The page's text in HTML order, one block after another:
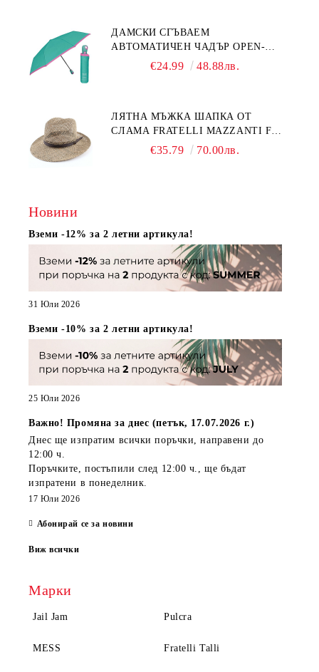
ДАМСКИ СГЪВАЕМ
АВТОМАТИЧЕН ЧАДЪР OPEN-
CLOSE | PERLETTI TECHNOLOGY
€24.99 48.88лв.
ЛЯТНА МЪЖКА ШАПКА ОТ
СЛАМА FRATELLI MAZZANTI FM
7936, НАТУРАЛЕН
€35.79 70.00лв.
Новини
Вземи -12% за 2 летни артикула!
31 Юли 2026
Вземи -10% за 2 летни артикула!
25 Юли 2026
Важно! Промяна за днес (петък, 17.07.2026 г.)
Днес ще изпратим всички поръчки, направенидо
12:00 ч.
Поръчките, постъпили след 12:00 ч. , ще бъдат
изпратени в понеделник.
17 Юли 2026
Абонирай се за новини
Виж всички
Марки
Jail Jam Pulcra
MESS Fratelli Talli